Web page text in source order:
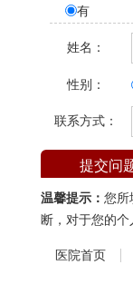
有
姓名：
性别：
联系方式：
温馨提示： 您所
断，对于您的个
医院首页